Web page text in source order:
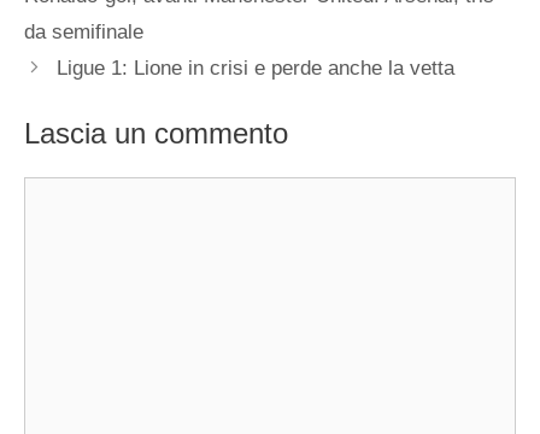
da semifinale
Ligue 1: Lione in crisi e perde anche la vetta
Lascia un commento